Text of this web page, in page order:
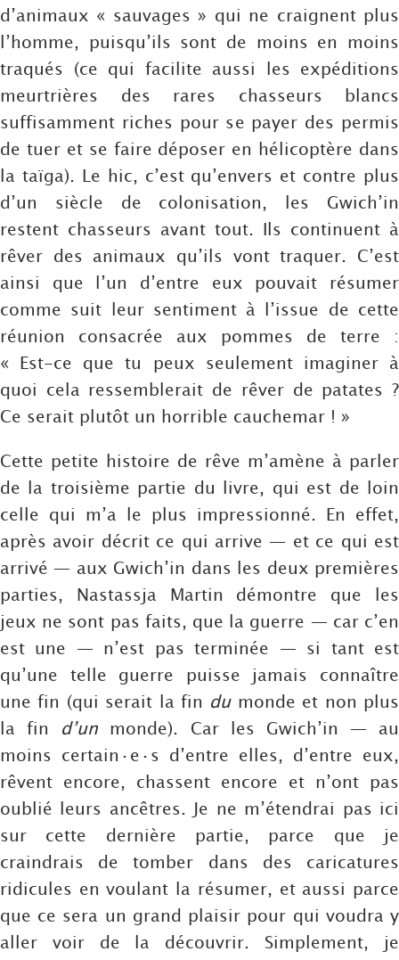
d’animaux « sauvages » qui ne craignent plus
l’homme, puisqu’ils sont de moins en moins
traqués (ce qui facilite aussi les expéditions
meurtrières des rares chasseurs blancs
suffisamment riches pour se payer des permis
de tuer et se faire déposer en hélicoptère dans
la taïga). Le hic, c’est qu’envers et contre plus
d’un siècle de colonisation, les Gwich’in
restent chasseurs avant tout. Ils continuent à
rêver des animaux qu’ils vont traquer. C’est
ainsi que l’un d’entre eux pouvait résumer
comme suit leur sentiment à l’issue de cette
réunion consacrée aux pommes de terre :
« Est-ce que tu peux seulement imaginer à
quoi cela ressemblerait de rêver de patates ?
Ce serait plutôt un horrible cauchemar ! »
Cette petite histoire de rêve m’amène à parler
de la troisième partie du livre, qui est de loin
celle qui m’a le plus impressionné. En effet,
après avoir décrit ce qui arrive — et ce qui est
arrivé — aux Gwich’in dans les deux premières
parties, Nastassja Martin démontre que les
jeux ne sont pas faits, que la guerre — car c’en
est une — n’est pas terminée — si tant est
qu’une telle guerre puisse jamais connaître
une fin (qui serait la fin dumonde et non plus
la fin d’un monde). Car les Gwich’in — au
moins certain·e·s d’entre elles, d’entre eux,
rêvent encore, chassent encore et n’ont pas
oublié leurs ancêtres. Je ne m’étendrai pas ici
sur cette dernière partie, parce que je
craindrais de tomber dans des caricatures
ridicules en voulant la résumer, et aussi parce
que ce sera un grand plaisir pour qui voudra y
aller voir de la découvrir. Simplement, je